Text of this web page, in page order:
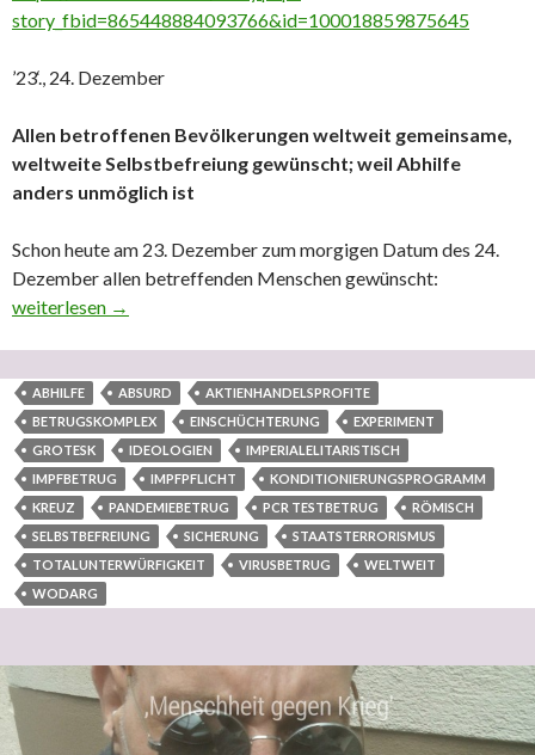
story_fbid=865448884093766&id=100018859875645
’23‘., 24. Dezember
Allen betroffenen Bevölkerungen weltweit gemeinsame,
weltweite Selbstbefreiung gewünscht; weil Abhilfe
anders unmöglich ist
Schon heute am 23. Dezember zum morgigen Datum des 24.
Dezember allen betreffenden Menschen gewünscht:
’23‘., 24. Dezember – Allen betroffenen Bevölkerungen
weiterlesen →
ABHILFE ABSURD
AKTIENHANDELSPROFITE
BETRUGSKOMPLEX
EINSCHÜCHTERUNG
EXPERIMENT
GROTESK
IDEOLOGIEN
IMPERIALELITARISTISCH
IMPFBETRUG
IMPFPFLICHT
KONDITIONIERUNGSPROGRAMM
KREUZ
PANDEMIEBETRUG PCR TESTBETRUG
RÖMISCH
SELBSTBEFREIUNG
SICHERUNG
STAATSTERRORISMUS
TOTALUNTERWÜRFIGKEIT
VIRUSBETRUG
WELTWEIT
WODARG